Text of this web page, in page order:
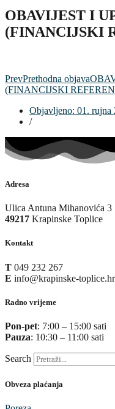
OBAVIJEST I
(FINANCIJSKI
PrevPrethodna objava
(FINANCIJSKI
Objavljeno: 01. rujna
/
Adresa
Ulica Antuna Mihanovića 3
49217 Krapinske Toplice
Kontakt
T 049 232 267
E info@krapinske-toplice.hr
Radno vrijeme
Pon-pet: 7:00 – 15:00 sati
Pauza: 10:30 – 11:00 sati
Search
Obveza plaćanja